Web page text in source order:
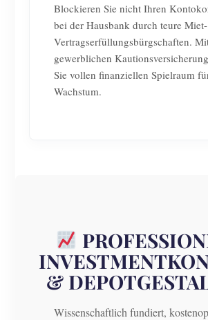
Blockieren Sie nicht Ihren
bei der Hausbank durch teure
Vertragserfüllungsbürgschaften.
gewerblichen
Sie vollen finanziellen Spielraum
Wachstum.
&
Wissenschaftlich fundiert,